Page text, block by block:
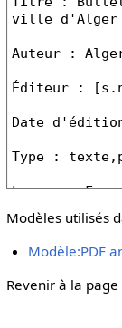
Modèles utilisés
Modèle:PDF
Revenir à la page